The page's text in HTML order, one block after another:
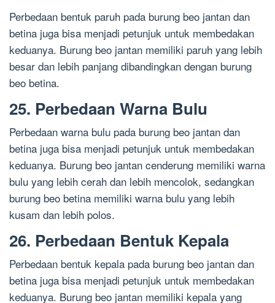
Perbedaan bentuk paruh pada burung beo jantan dan
betina juga bisa menjadi petunjuk untuk membedakan
keduanya. Burung beo jantan memiliki paruh yang lebih
besar dan lebih panjang dibandingkan dengan burung
beo betina.
25. Perbedaan Warna Bulu
Perbedaan warna bulu pada burung beo jantan dan
betina juga bisa menjadi petunjuk untuk membedakan
keduanya. Burung beo jantan cenderung memiliki warna
bulu yang lebih cerah dan lebih mencolok, sedangkan
burung beo betina memiliki warna bulu yang lebih
kusam dan lebih polos.
26. Perbedaan Bentuk Kepala
Perbedaan bentuk kepala pada burung beo jantan dan
betina juga bisa menjadi petunjuk untuk membedakan
keduanya. Burung beo jantan memiliki kepala yang